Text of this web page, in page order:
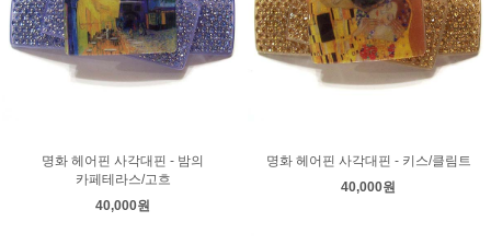
명화 헤어핀 사각대핀 - 밤의
카페테라스/고흐
40,000원
명화 헤어핀 사각대핀 - 키스/클림트
40,000원